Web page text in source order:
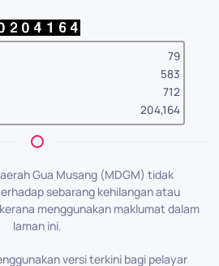
79
583
712
204,164
Gua Musang (MDGM) tidak
sebarang kehilangan atau
menggunakan maklumat dalam
laman ini.
versi terkini bagi pelayar